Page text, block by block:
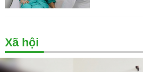
Xã hội